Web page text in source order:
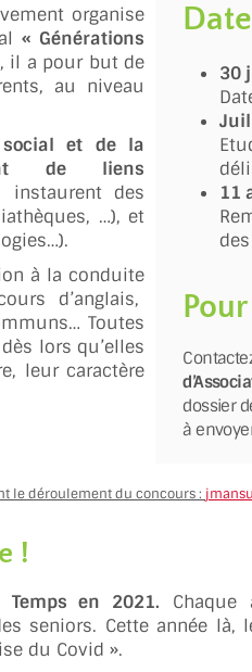
organise
« Générations
il a pour but de
au niveau
et de la
de liens
instaurent des
…), et
à la conduite
d’anglais,
Toutes
lors qu’elles
leur caractère
30
11
dossier
à
le déroulement du concours :
!
en 2021. Chaque
seniors. Cette année là,
du Covid ».